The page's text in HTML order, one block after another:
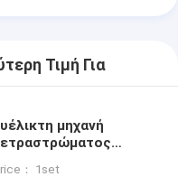
Τιμή Για
μηχανή
： 1set